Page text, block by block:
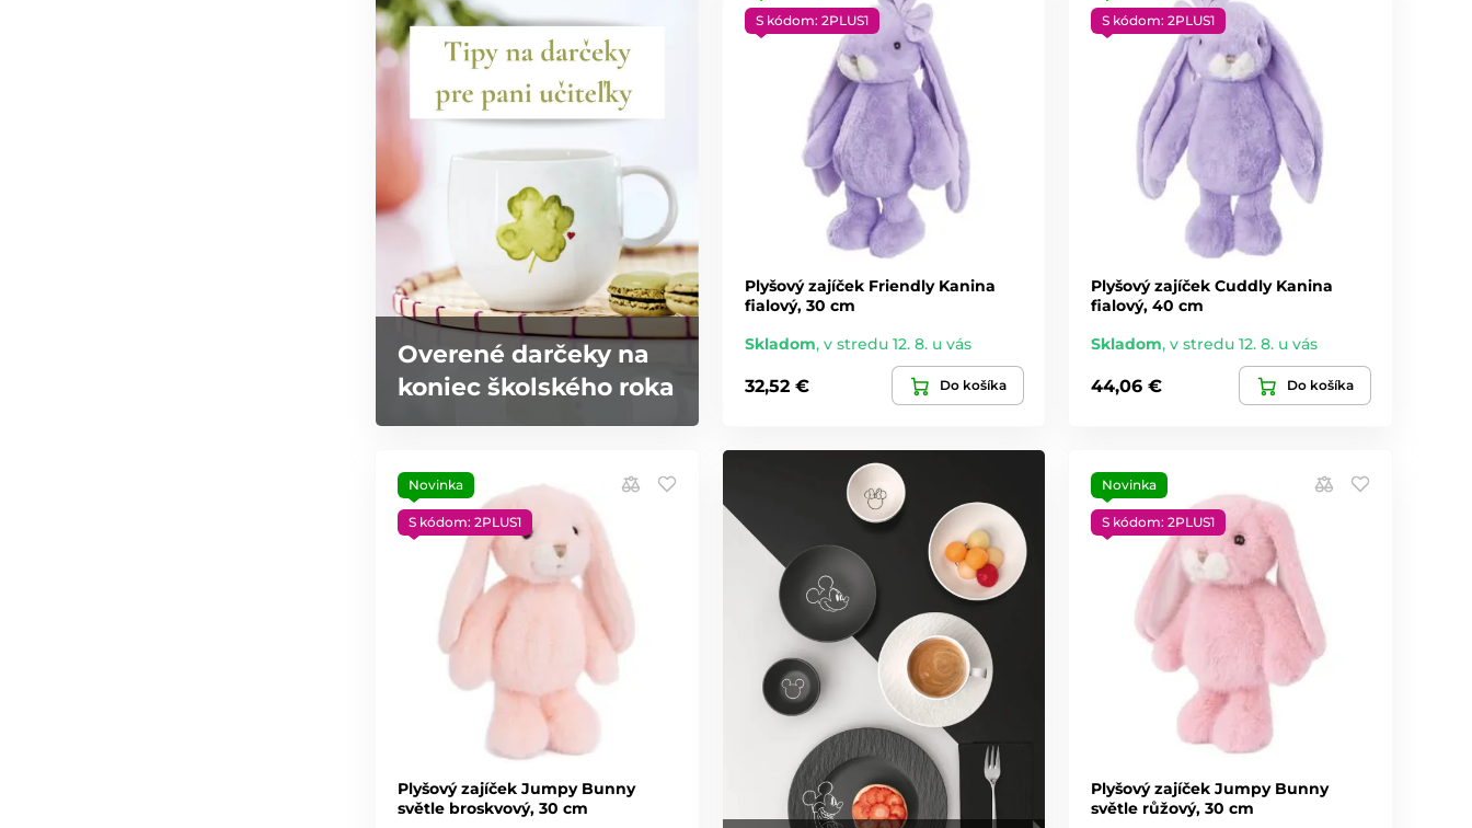
Overené darčeky na
koniec školského roka
S kódom: 2PLUS1
Plyšový zajíček Friendly Kanina
fialový, 30 cm
Skladom, v stredu 12. 8. u vás
32,52 € Do košíka
S kódom: 2PLUS1
Plyšový zajíček Cuddly Kanina
fialový, 40 cm
Skladom,v stredu 12. 8. u vás
44,06 € Do košíka
Novinka
S kódom: 2PLUS1
Plyšový zajíček Jumpy Bunny
světle broskvový, 30 cm
Novinka
S kódom: 2PLUS1
Plyšový zajíček Jumpy Bunny
světle růžový, 30 cm